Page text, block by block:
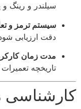
سیلندر و رینگ و
سیستم ترمز و
دقت ارزیابی
مدت زمان
تاریخچه
کارشناسی